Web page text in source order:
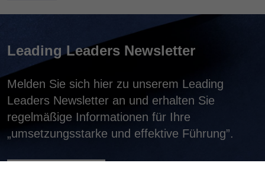
Leading Leaders Newsletter
Melden Sie sich hier zu unserem Leading
Leaders Newsletter an und erhalten Sie
regelmäßige Informationen für Ihre
„umsetzungsstarke und effektive Führung”.